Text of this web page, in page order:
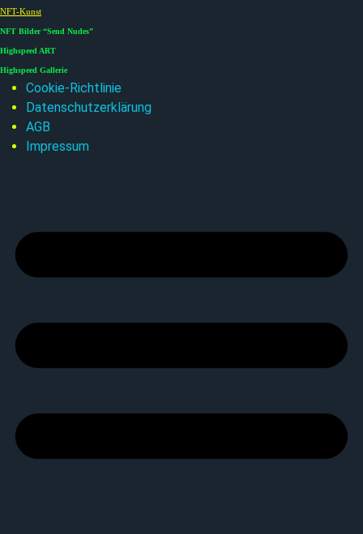
NFT-Kunst
NFT Bilder “Send Nudes”
Highspeed ART
Highspeed Gallerie
Cookie-Richtlinie
Datenschutzerklärung
AGB
Impressum